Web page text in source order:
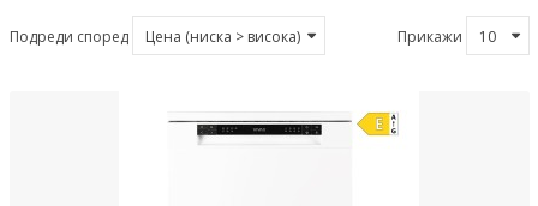
Подреди според Прикажи